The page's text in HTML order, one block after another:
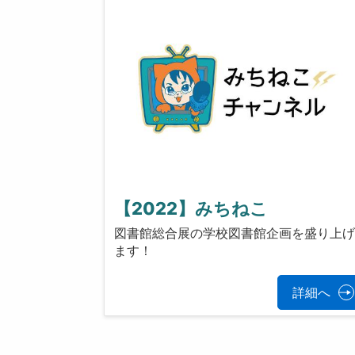
【2022】みちねこ
図書館総合展の学校図書館企画を盛り上げ
ます！
詳細へ